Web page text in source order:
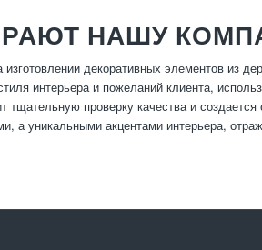
НАШУ
изготовлении декоративных элементов из
интерьера и пожеланий клиента,
тщательную проверку качества и
а уникальными акцентами интерьера,